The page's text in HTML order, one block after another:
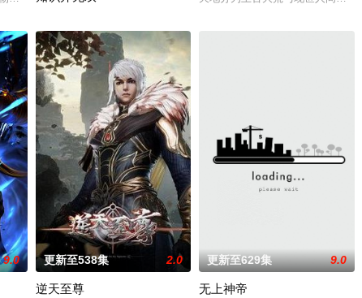
9.0 更新至538集 2.0
逆天至尊
更新至629集 9.0
无上神帝